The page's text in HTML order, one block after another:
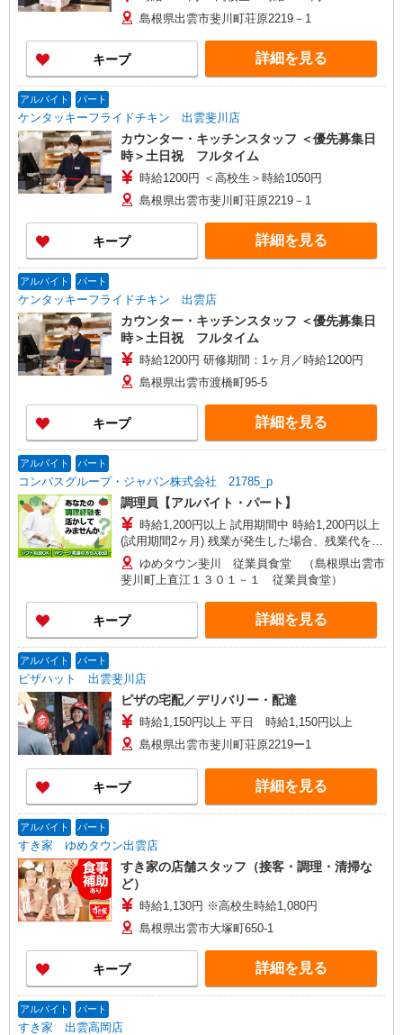
島根県出雲市斐川町荘原2219－1
キープ 詳細を見る
アルバイト パート
ケンタッキーフライドチキン 出雲斐川店
カウンター・キッチンスタッフ ＜優先募集日
時＞土日祝 フルタイム
時給1200円 ＜高校生＞時給1050円
島根県出雲市斐川町荘原2219－1
キープ 詳細を見る
アルバイト パート
ケンタッキーフライドチキン 出雲店
カウンター・キッチンスタッフ ＜優先募集日
時＞土日祝 フルタイム
時給1200円 研修期間：1ヶ月／時給1200円
島根県出雲市渡橋町95-5
キープ 詳細を見る
アルバイト パート
コンパスグループ・ジャパン株式会社 21785_p
調理員【アルバイト・パート】
時給1,200円以上 試用期間中 時給1,200円以上
(試用期間2ヶ月) 残業が発生した場合、残業代を1
分単位で別途支給します。
ゆめタウン斐川 従業員食堂 （島根県出雲市
斐川町上直江１３０１－１ 従業員食堂）
キープ 詳細を見る
アルバイト パート
ピザハット 出雲斐川店
ピザの宅配／デリバリー・配達
時給1,150円以上 平日 時給1,150円以上
島根県出雲市斐川町荘原2219ー1
キープ 詳細を見る
アルバイト パート
すき家 ゆめタウン出雲店
すき家の店舗スタッフ（接客・調理・清掃な
ど）
時給1,130円 ※高校生時給1,080円
島根県出雲市大塚町650-1
キープ 詳細を見る
アルバイト パート
すき家 出雲高岡店